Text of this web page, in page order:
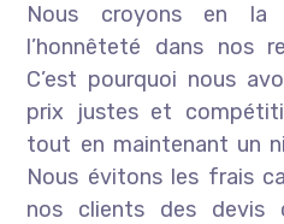
Nous croyons en la
l’honnêteté dans nos
C’est pourquoi nous
prix justes et
tout en maintenant un
Nous évitons les frais
nos clients des devis